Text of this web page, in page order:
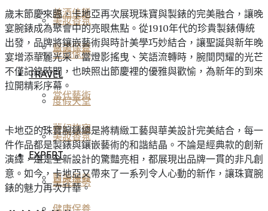
美酒佳餚
空間傢飾
當代藝術
美妝香氛
醫美保養
美妝香氛
醫美保養
TRAVEL
度假天堂
夢幻旅宿
EXPERT
星座運勢
歲末節慶來臨，卡地亞再次展現珠寶與製錶的完美融合，讓晚
宴腕錶成為聚會中的亮眼焦點。從1910年代的珍貴製錶傳統
出發，品牌將鑲嵌藝術與時計美學巧妙結合，讓聖誕與新年晚
宴增添華麗光采。當燈影搖曳、笑語流轉時，腕間閃耀的光芒
不僅記錄時間，也映照出節慶裡的優雅與歡愉，為新年的到來
拉開精彩序幕。
卡地亞的珠寶腕錶總是將精緻工藝與華美設計完美結合，每一
件作品都是製錶與鑲嵌藝術的和諧結晶。不論是經典款的創新
演繹，還是全新設計的驚豔亮相，都展現出品牌一貫的非凡創
意。如今，卡地亞又帶來了一系列令人心動的新作，讓珠寶腕
錶的魅力再次升華。